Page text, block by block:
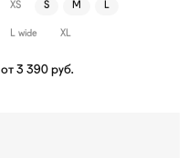
XS S M L
L wide XL
от 3 390 руб.